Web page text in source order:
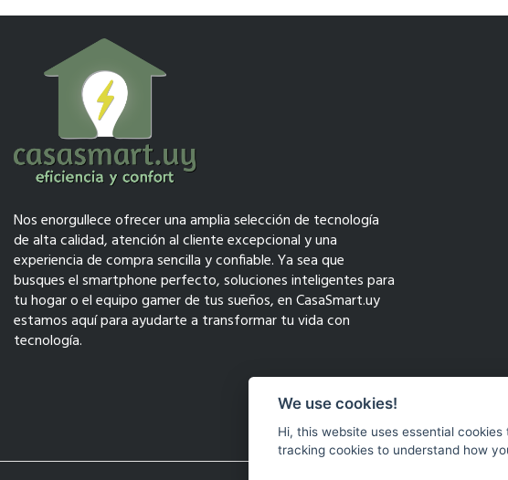
Nos enorgullece ofrecer una amplia selección de tecnología
de alta calidad, atención al cliente excepcional y una
experiencia de compra sencilla y confiable. Ya sea que
busques el smartphone perfecto, soluciones inteligentes para
tu hogar o el equipo gamer de tus sueños, en CasaSmart.uy
estamos aquí para ayudarte a transformar tu vida con
tecnología.
We use cookies!
Hi, this website uses essential
tracking cookies to understand how